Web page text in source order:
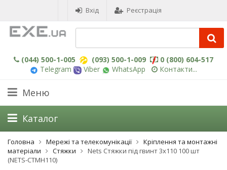
Вхід Реєстрація
(044) 500-1-005 (093) 500-1-009
0 (800) 604-517
Telegram
Viber WhatsApp Контакти...
Меню
Головна Мережі та телекомунікації
Кріплення та монтажні
матеріали
Стяжки
Nets Стяжки під гвинт 3x110 100 шт
(NETS-CTMH110)
Каталог